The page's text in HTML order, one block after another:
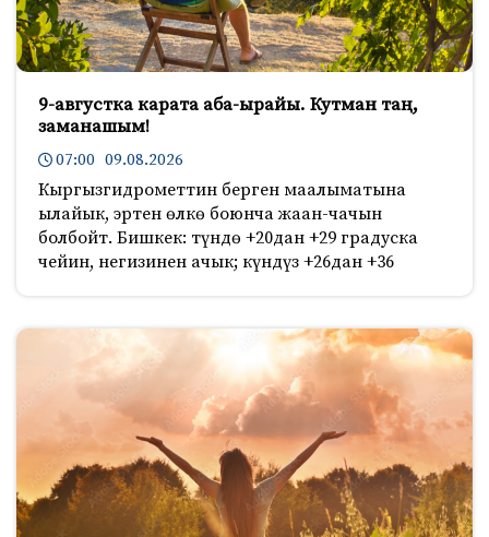
9-августка карата аба-ырайы. Кутман таң,
заманашым!
07:00 09.08.2026
Кыргызгидрометтин берген маалыматына
ылайык, эртен өлкө боюнча жаан-чачын
болбойт. Бишкек: түндө +20дан +29 градуска
чейин, негизинен ачык; күндүз +26дан +36